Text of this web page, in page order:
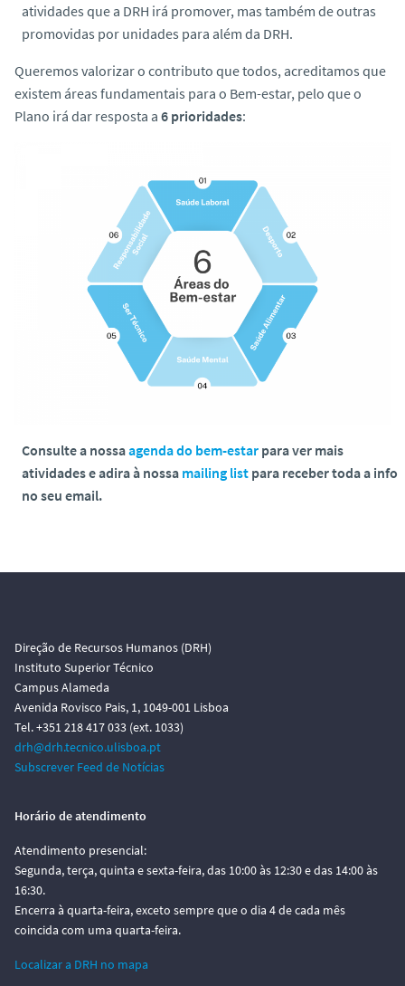
atividades que a DRH irá promover, mas também de outras
promovidas por unidades para além da DRH.
Queremos valorizar o contributo que todos, acreditamos que
existem áreas fundamentais para o Bem-estar, pelo que o
Plano irá dar resposta a 6 prioridades:
Consulte a nossaagenda do bem-estar para ver mais
atividades e adira à nossa mailing list para receber toda a info
no seu email.
Direção de Recursos Humanos (DRH)
Instituto Superior Técnico
Campus Alameda
Avenida Rovisco Pais, 1, 1049-001 Lisboa
Tel. +351 218 417 033 (ext. 1033)
drh@drh.tecnico.ulisboa.pt
Subscrever Feed de Notícias
Horário de atendimento
Atendimento presencial:
Segunda, terça, quinta e sexta-feira, das 10:00 às 12:30 e das 14:00 às
16:30.
Encerra à quarta-feira, exceto sempre que o dia 4 de cada mês
coincida com uma quarta-feira.
Localizar a DRH no mapa